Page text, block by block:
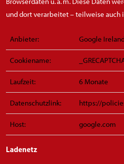
und dort verarbeitet – teilweise auch
Anbieter: Google
Cookiename:
Laufzeit: 6 Monate
Datenschutzlink: https://
Host: google.com
Ladenetz